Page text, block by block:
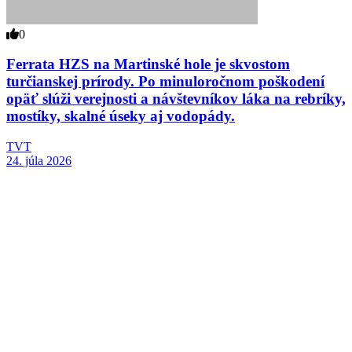
0
Ferrata HZS na Martinské hole je skvostom
turčianskej prírody. Po minuloročnom poškodení
opäť slúži verejnosti a návštevníkov láka na rebríky,
mostíky, skalné úseky aj vodopády.
TVT
24. júla 2026